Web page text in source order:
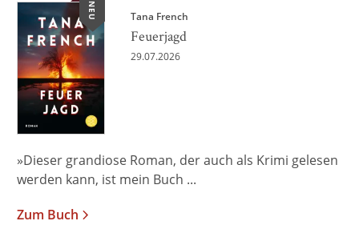
NEU Tana French
Feuerjagd
29.07.2026
»Dieser grandiose Roman, der auch als Krimi gelesen
werden kann, ist mein Buch ...
Zum Buch